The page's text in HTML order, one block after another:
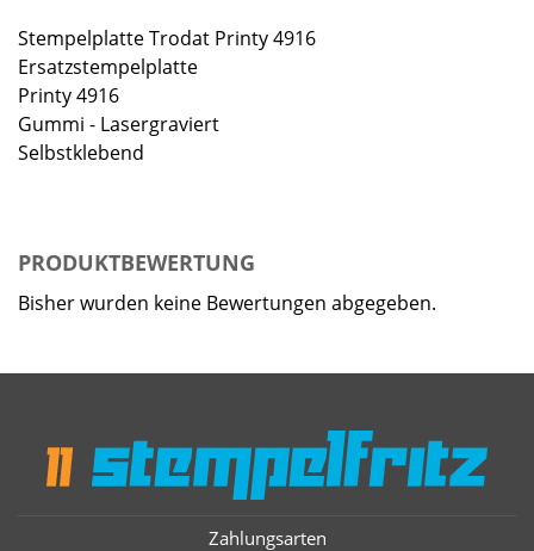
Stempelplatte Trodat Printy 4916
Ersatzstempelplatte
Printy 4916
Gummi - Lasergraviert
Selbstklebend
PRODUKTBEWERTUNG
Bisher wurden keine Bewertungen abgegeben.
Zahlungsarten